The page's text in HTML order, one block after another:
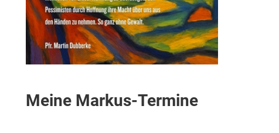
Meine Markus-Termine